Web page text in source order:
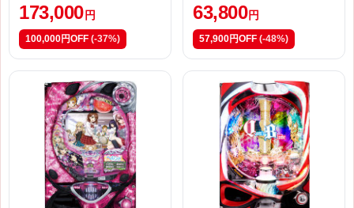
173,000 円
100,000円OFF (-37%)
63,800 円
57,900円OFF (-48%)